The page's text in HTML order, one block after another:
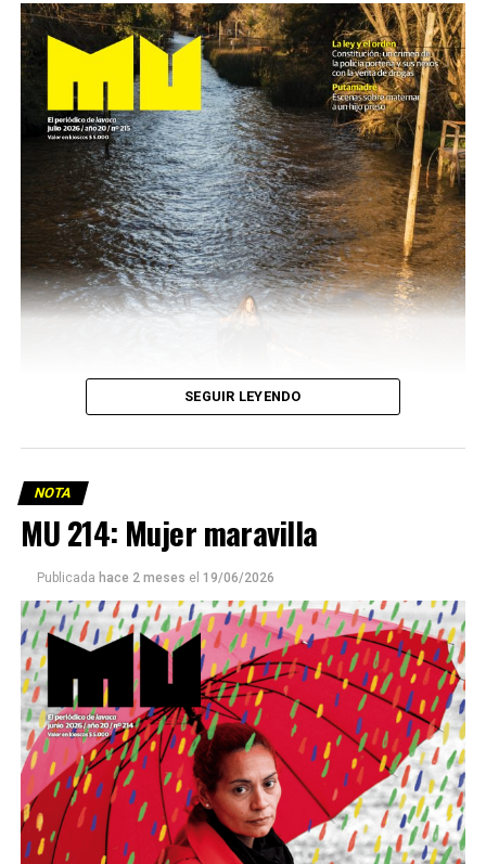
Este número 215 de MU ☝️viene con doble tapa, que
podría ser una frase:
Sin chamuyo, a remarla.
Descargar la Mu en PDF
SEGUIR LEYENDO
NOTA
MU 214: Mujer maravilla
Publicada hace 2 meses el 19/06/2026